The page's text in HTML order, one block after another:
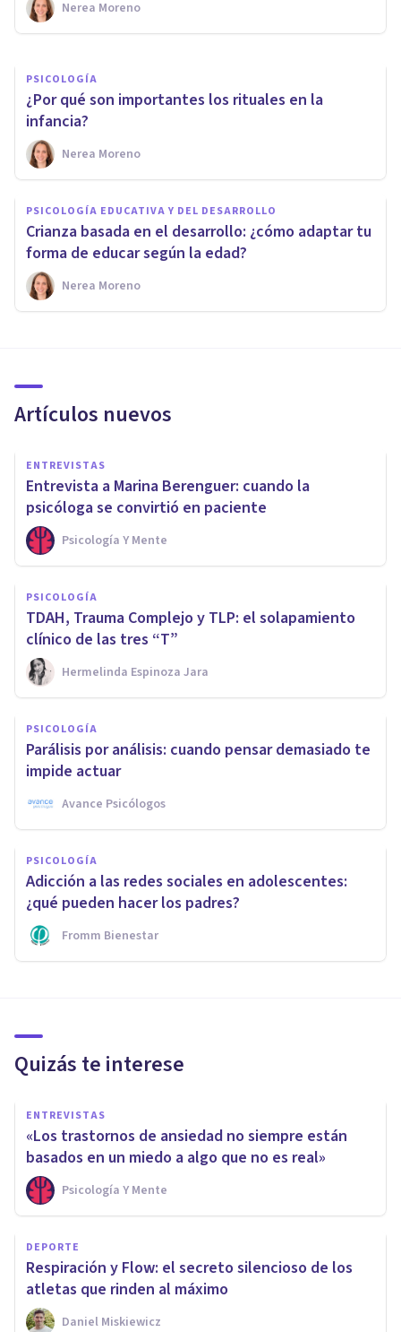
Nerea Moreno
Nerea Moreno
PSICOLOGÍA
¿Por qué son importantes los rituales en la
infancia?
Nerea Moreno
PSICOLOGÍA EDUCATIVA Y DEL DESARROLLO
Crianza basada en el desarrollo: ¿cómo adaptar tu
forma de educar según la edad?
Nerea Moreno
Artículos nuevos
ENTREVISTAS
Entrevista a Marina Berenguer: cuando la
psicóloga se convirtió en paciente
Psicología Y Mente
PSICOLOGÍA
TDAH, Trauma Complejo y TLP: el solapamiento
clínico de las tres “T”
Hermelinda Espinoza Jara
PSICOLOGÍA
Parálisis por análisis: cuando pensar demasiado te
impide actuar
Avance Psicólogos
PSICOLOGÍA
Adicción a las redes sociales en adolescentes:
¿qué pueden hacer los padres?
Fromm Bienestar
Quizás te interese
ENTREVISTAS
«Los trastornos de ansiedad no siempre están
basados en un miedo a algo que no es real»
Psicología Y Mente
DEPORTE
Respiración y Flow: el secreto silencioso de los
atletas que rinden al máximo
Daniel Miskiewicz